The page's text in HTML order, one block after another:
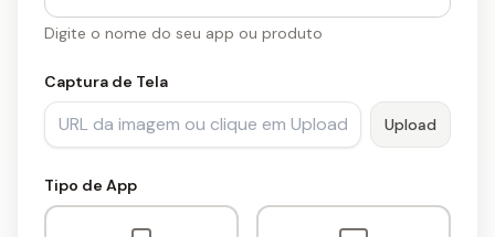
Digite o nome do seu app ou produto
Captura de Tela
Upload
Tipo de App